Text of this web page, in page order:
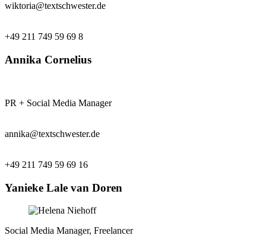
wiktoria@textschwester.de
+49 211 749 59 69 8
Annika Cornelius
PR + Social Media Manager
annika@textschwester.de
+49 211 749 59 69 16
Yanieke Lale van Doren
Social Media Manager, Freelancer